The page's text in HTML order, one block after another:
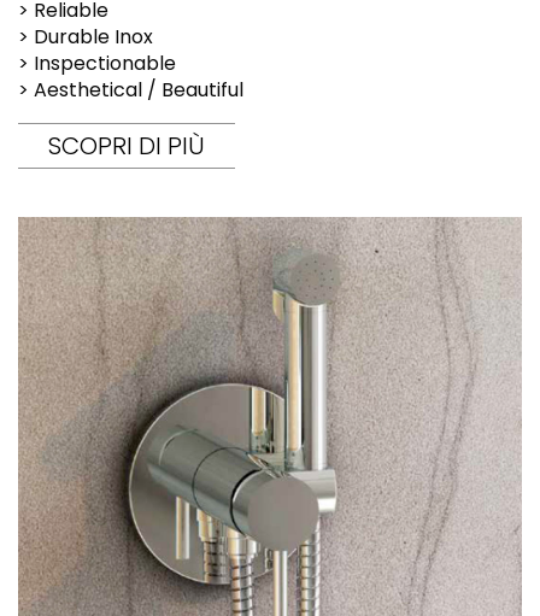
> Reliable
> Durable Inox
> Inspectionable
> Aesthetical / Beautiful
SCOPRI DI PIÙ